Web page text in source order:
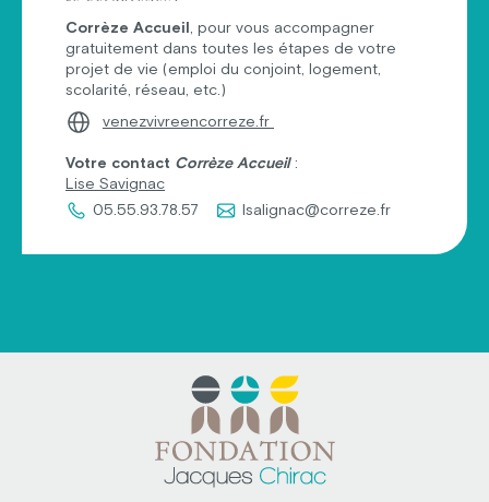
Corrèze Accueil , pour vous accompagner
gratuitement dans toutes les étapes de votre
projet de vie (emploi du conjoint, logement,
scolarité, réseau, etc.)
venezvivreencorreze.fr
Votre contact Corrèze Accueil :
Lise Savignac
05.55.93.78.57
lsalignac@correze.fr